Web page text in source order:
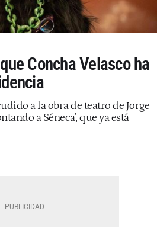
Concha Velasco ha
a la obra de teatro de Jorge
a Séneca', que ya está